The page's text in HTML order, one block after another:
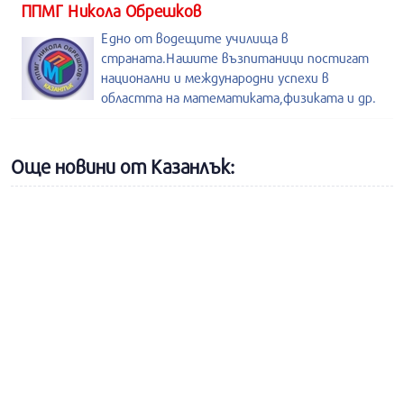
ППМГ Никола Обрешков
Едно от водещите училища в
страната.Нашите възпитаници постигат
национални и международни успехи в
областта на математиката,физиката и др.
Още новини от Казанлък: